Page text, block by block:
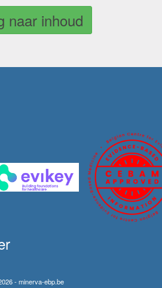
naar inhoud
- minerva-ebp.be